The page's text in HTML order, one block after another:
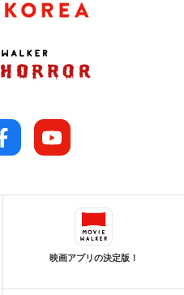
映画アプリの決定版！